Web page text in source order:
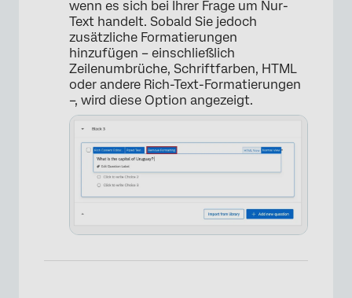
×
wenn es sich bei Ihrer Frage um Nur-
Text handelt. Sobald Sie jedoch
zusätzliche Formatierungen
hinzufügen – einschließlich
Zeilenumbrüche, Schriftfarben, HTML
oder andere Rich-Text-Formatierungen
–, wird diese Option angezeigt.